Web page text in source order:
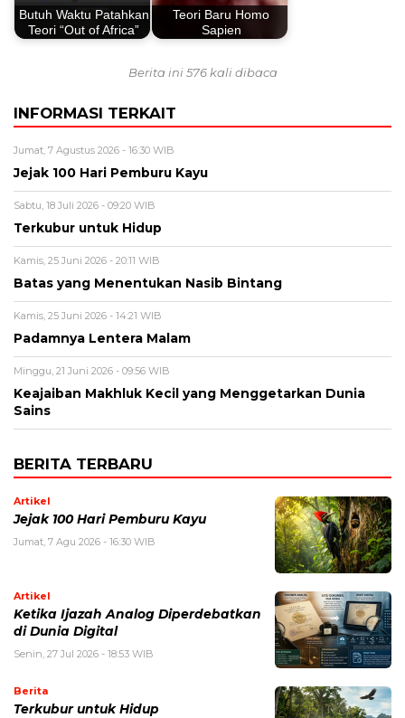
Butuh Waktu Patahkan
Teori “Out of Africa”
Teori Baru Homo
Sapien
Berita ini 576 kali dibaca
INFORMASI TERKAIT
Jumat, 7 Agustus 2026 - 16:30 WIB
Jejak 100 Hari Pemburu Kayu
Sabtu, 18 Juli 2026 - 09:20 WIB
Terkubur untuk Hidup
Kamis, 25 Juni 2026 - 20:11 WIB
Batas yang Menentukan Nasib Bintang
Kamis, 25 Juni 2026 - 14:21 WIB
Padamnya Lentera Malam
Minggu, 21 Juni 2026 - 09:56 WIB
Keajaiban Makhluk Kecil yang Menggetarkan Dunia
Sains
BERITA TERBARU
Artikel
Jejak 100 Hari Pemburu Kayu
Jumat, 7 Agu 2026 - 16:30 WIB
Artikel
Ketika Ijazah Analog Diperdebatkan
di Dunia Digital
Senin, 27 Jul 2026 - 18:53 WIB
Berita
Terkubur untuk Hidup